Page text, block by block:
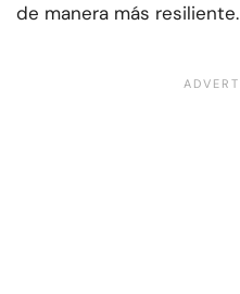
de manera más resiliente.